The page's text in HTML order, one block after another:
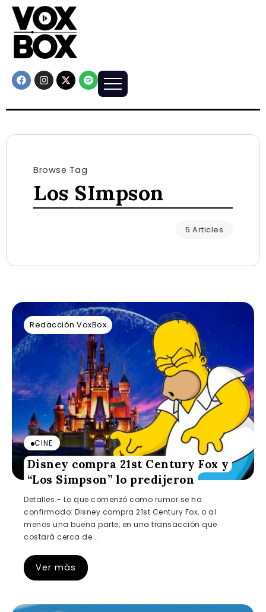
Browse Tag
Los SImpson
5 Articles
Redacción VoxBox
CINE
Disney compra 21st Century Fox y
“Los Simpson” lo predijeron
Detalles.- Lo que comenzó como rumor se ha
confirmado: Disney compra 21st Century Fox, o al
menos una buena parte, en una transacción que
costará cerca de...
Ver más